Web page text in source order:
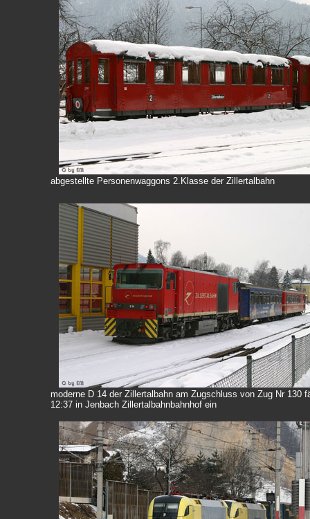
abgestellte Personenwaggons 2.Klasse der Zillertalbahn
moderne D 14 der Zillertalbahn am Zugschluss von Zug Nr 130
12:37 in Jenbach Zillertalbahnbahnhof ein